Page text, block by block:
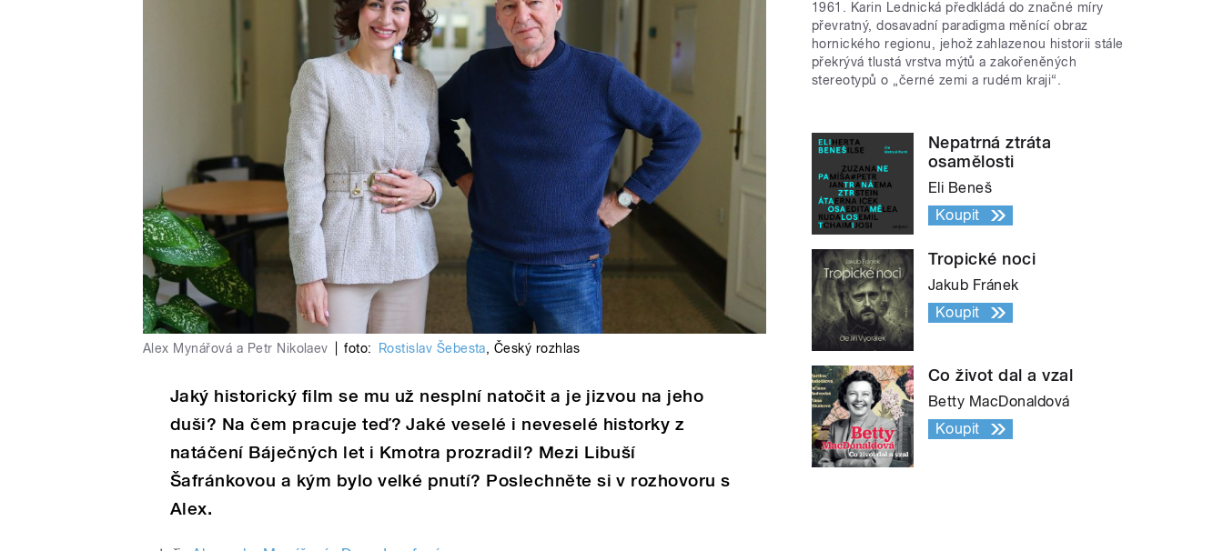
Alex Mynářová a Petr Nikolaev foto: Rostislav Šebesta, Český rozhlas
Jaký historický film se mu už nesplní natočit a je jizvou na jeho
duši? Na čem pracuje teď? Jaké veselé i neveselé historky z
natáčení Báječných let i Kmotra prozradil? Mezi Libuší
Šafránkovou a kým bylo velké pnutí? Poslechněte si v rozhovoru s
Alex.
1961. Karin Lednická předkládá do značné míry
převratný, dosavadní paradigma měnící obraz
hornického regionu, jehož zahlazenou historii stále
překrývá tlustá vrstva mýtů a zakořeněných
stereotypů o „černé zemi a rudém kraji“.
Nepatrná ztráta
osamělosti
Eli Beneš
Koupit
Tropické noci
Jakub Fránek
Koupit
Co život dal a vzal
Betty MacDonaldová
Koupit